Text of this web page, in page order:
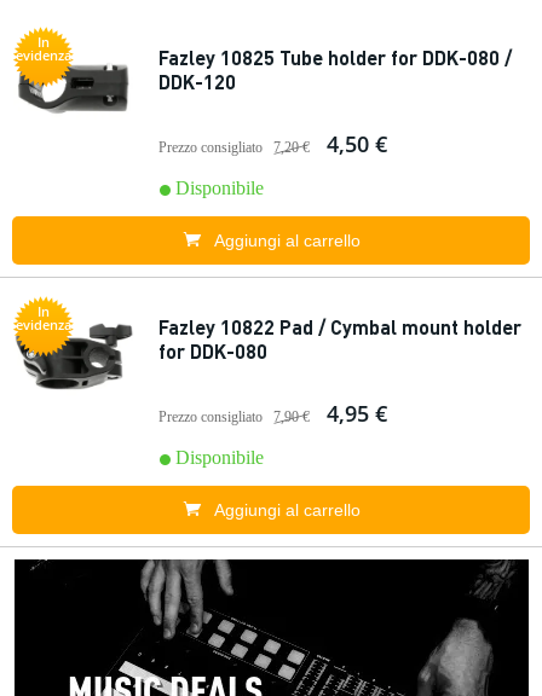
In
evidenza
Fazley 10825 Tube holder for DDK-080 /
DDK-120
Prezzo consigliato 7,20 € 4,50 €
Disponibile
Aggiungi al carrello
In
evidenza
Fazley 10822 Pad / Cymbal mount holder
for DDK-080
Prezzo consigliato 7,90 € 4,95 €
Disponibile
Aggiungi al carrello